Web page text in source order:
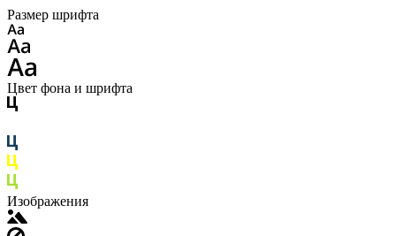
Размер шрифта
Цвет фона и шрифта
Изображения